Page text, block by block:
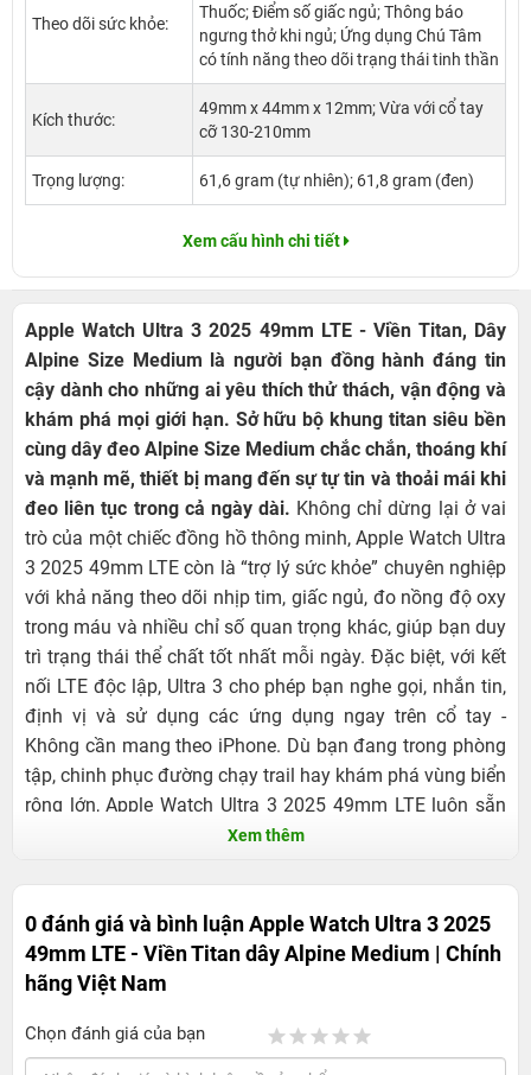
Theo dõi sức khỏe:
Thuốc; Điểm số giấc ngủ; Thông báo
ngưng thở khi ngủ; Ứng dụng Chú Tâm
có tính năng theo dõi trạng thái tinh thần
Kích thước:
49mm x 44mm x 12mm; Vừa với cổ tay
cỡ 130-210mm
Trọng lượng: 61,6 gram (tự nhiên); 61,8 gram (đen)
Xem cấu hình chi tiết
Apple Watch Ultra 3 2025 49mm LTE - Viền Titan, Dây
Alpine Size Medium là người bạn đồng hành đáng tin
cậy dành cho những ai yêu thích thử thách, vận động và
khám phá mọi giới hạn. Sở hữu bộ khung titan siêu bền
cùng dây đeo Alpine Size Medium chắc chắn, thoáng khí
và mạnh mẽ, thiết bị mang đến sự tự tin và thoải mái khi
đeo liên tục trong cả ngày dài. Không chỉ dừng lại ở vai
trò của một chiếc đồng hồ thông minh, Apple Watch Ultra
3 2025 49mm LTE còn là “trợ lý sức khỏe” chuyên nghiệp
với khả năng theo dõi nhịp tim, giấc ngủ, đo nồng độ oxy
trong máu và nhiều chỉ số quan trọng khác, giúp bạn duy
trì trạng thái thể chất tốt nhất mỗi ngày. Đặc biệt, với kết
nối LTE độc lập, Ultra 3 cho phép bạn nghe gọi, nhắn tin,
định vị và sử dụng các ứng dụng ngay trên cổ tay -
Không cần mang theo iPhone. Dù bạn đang trong phòng
tập, chinh phục đường chạy trail hay khám phá vùng biển
rộng lớn, Apple Watch Ultra 3 2025 49mm LTE luôn sẵn
sàng hỗ trợ, mang đến sự an tâm, chủ động và cảm hứng
Xem thêm
0 đánh giá và bình luậnApple Watch Ultra 3 2025
49mm LTE - Viền Titan dây Alpine Medium | Chính
hãng Việt Nam
Chọn đánh giá của bạn